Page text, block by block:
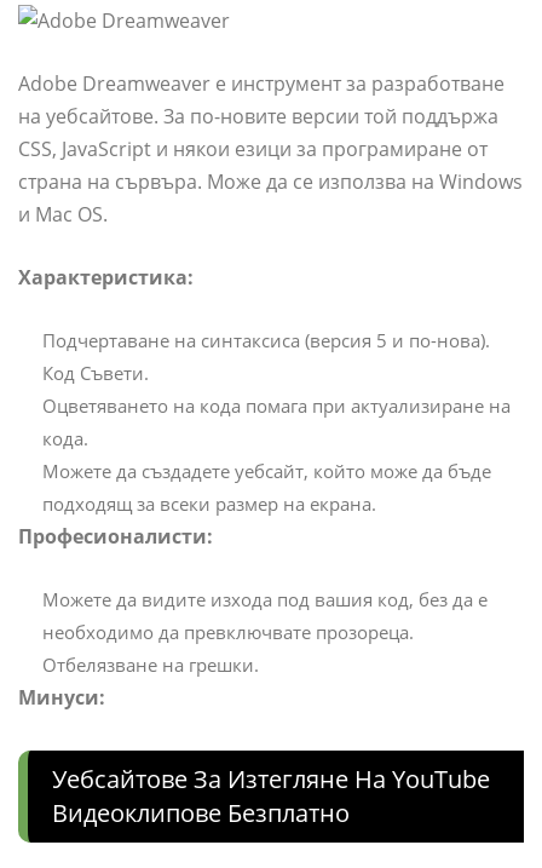
Adobe Dreamweaver е инструмент за разработване
на уебсайтове. За по-новите версии той поддържа
CSS, JavaScript и някои езици за програмиране от
страна на сървъра. Може да се използва на Windows
и Mac OS.
Характеристика:
Подчертаване на синтаксиса (версия 5 и по-нова).
Код Съвети.
Оцветяването на кода помага при актуализиране на
кода.
Можете да създадете уебсайт, който може да бъде
подходящ за всеки размер на екрана.
Професионалисти:
Можете да видите изхода под вашия код, без да е
необходимо да превключвате прозореца.
Отбелязване на грешки.
Минуси:
Уебсайтове За Изтегляне На YouTube
Видеоклипове Безплатно